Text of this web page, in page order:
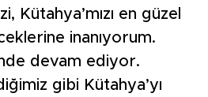
Kütahya’mızı en güzel
inanıyorum.
devam ediyor.
gibi Kütahya’yı